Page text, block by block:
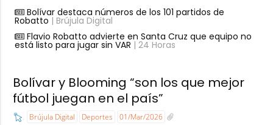
Bolívar destaca números de los 101 partidos de
Robatto | Brújula Digital
Flavio Robatto advierte en Santa Cruz que equipo no
está listo para jugar sin VAR | 24 Horas
Bolívar y Blooming “son los que mejor
fútbol juegan en el país”
Brújula Digital Deportes 01/Mar/2026